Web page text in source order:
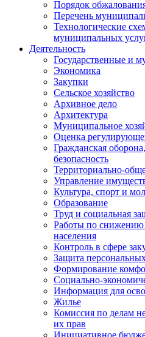
Порядок
Перечень
Технологические
муниципальных
Деятельность
Государственные и
Экономика
Закупки
Сельское хозяйство
Архивное дело
Архитектура
Муниципальное
Оценка
Гражданская
безопасность
Территориально-
Управление
Культура, спорт и
Образование
Труд и социальная
Работы по снижению
населения
Контроль в сфере
Защита
Формирование
Социально-
Информация для
Жилье
Комиссия по делам
их прав